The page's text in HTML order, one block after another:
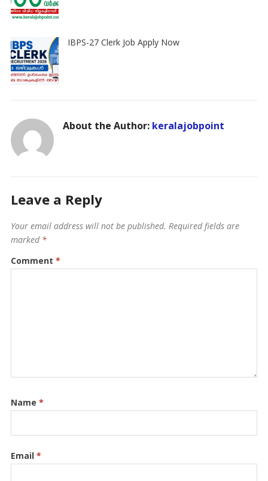
IBPS-27 Clerk Job Apply Now
About the Author: keralajobpoint
Leave a Reply
Your email address will not be published. Required fields are
marked *
Comment *
Name *
Email *